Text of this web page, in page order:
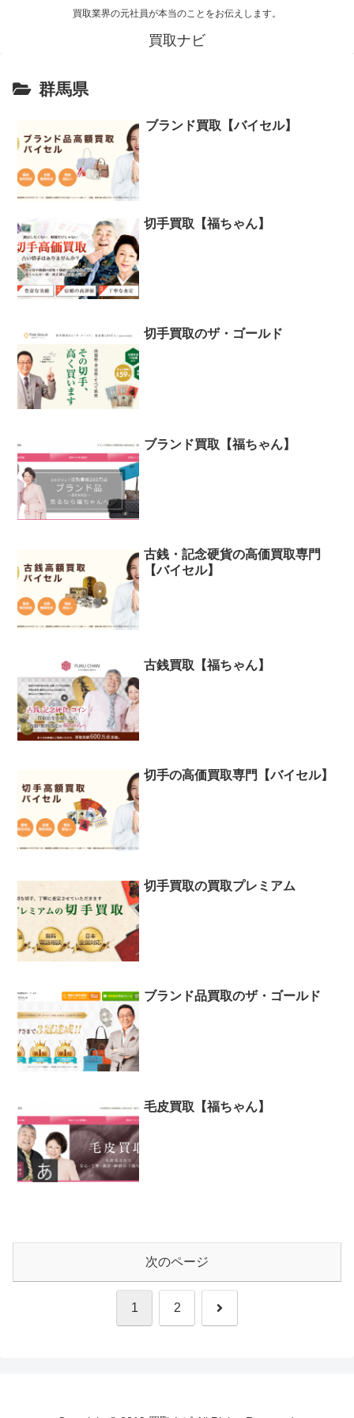
買取業界の元社員が本当のことをお伝えします。
買取ナビ
群馬県
ブランド買取【バイセル】
切手買取【福ちゃん】
切手買取のザ・ゴールド
ブランド買取【福ちゃん】
古銭・記念硬貨の高価買取専門
【バイセル】
古銭買取【福ちゃん】
切手の高価買取専門【バイセル】
切手買取の買取プレミアム
ブランド品買取のザ・ゴールド
毛皮買取【福ちゃん】
次のページ
1 2 次